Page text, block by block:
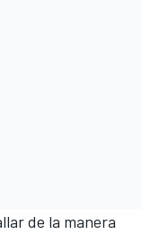
de la manera